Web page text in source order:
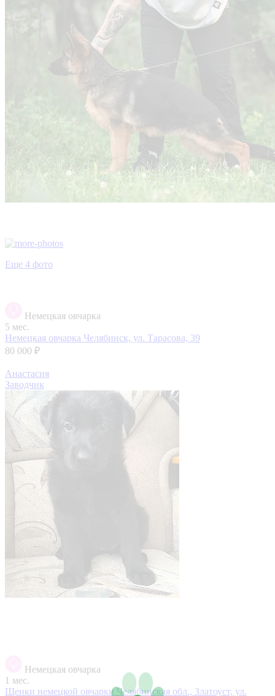
Еще 4 фото
Немецкая овчарка
5 мес.
Немецкая овчарка Челябинск, ул. Тарасова, 39
80 000 ₽
Анастасия
Заводчик
Немецкая овчарка
1 мес.
Щенки немецкой овчарки Челябинская обл., Златоуст, ул.